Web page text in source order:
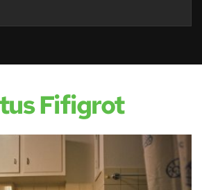
Fifigrot